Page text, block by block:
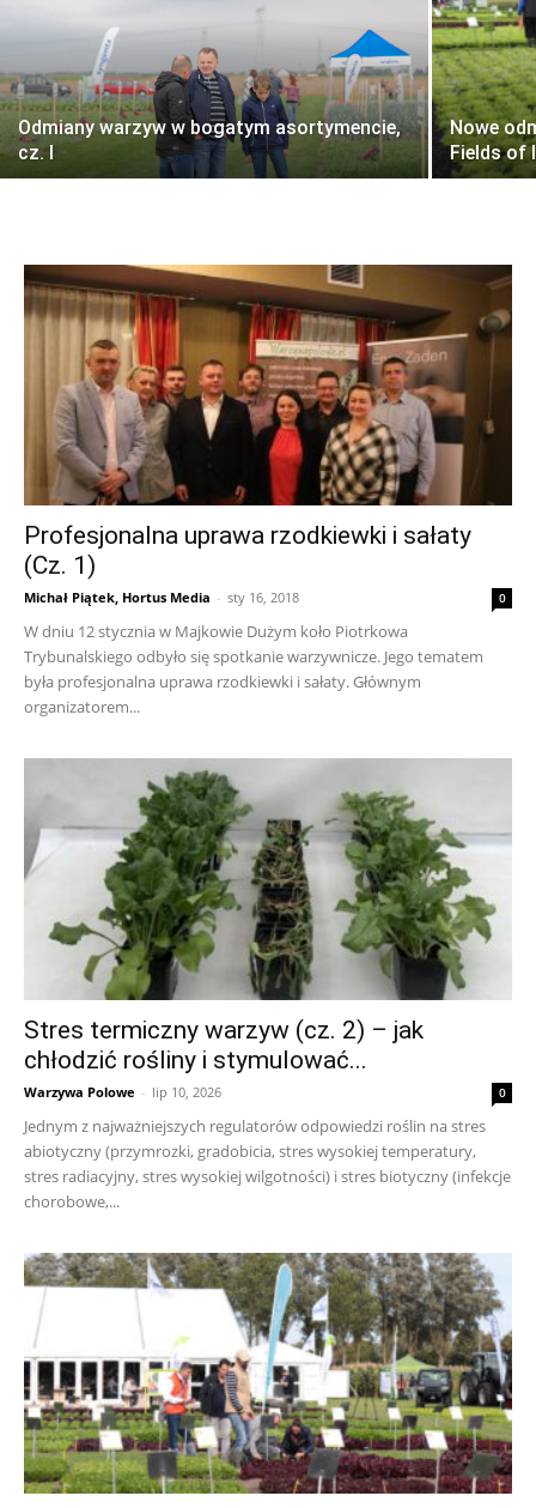
Odmiany warzyw w bogatym asortymencie,
cz. I
Nowe
Fields of
Profesjonalna uprawa rzodkiewki i sałaty
(Cz. 1)
Michał Piątek, Hortus Media - sty 16, 2018 0
W dniu 12 stycznia w Majkowie Dużym koło Piotrkowa
Trybunalskiego odbyło się spotkanie warzywnicze. Jego tematem
była profesjonalna uprawa rzodkiewki i sałaty. Głównym
organizatorem...
Stres termiczny warzyw (cz. 2) – jak
chłodzić rośliny i stymulować...
Warzywa Polowe - lip 10, 2026 0
Jednym z najważniejszych regulatorów odpowiedzi roślin na stres
abiotyczny (przymrozki, gradobicia, stres wysokiej temperatury,
stres radiacyjny, stres wysokiej wilgotności) i stres biotyczny (infekcje
chorobowe,...